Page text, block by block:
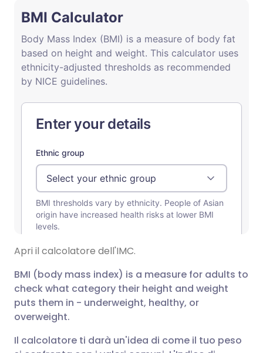
Condividi su X
Condividi via WhatsApp
Copia link
🇮🇳 हिन्दी
🇸🇦 عربي 🇸🇪 Svenska
Apri il calcolatore dell'IMC.
BMI (body mass index) is a measure for adults to
check what category their height and weight
puts them in - underweight, healthy, or
overweight.
Il calcolatore ti darà un'idea di come il tuo peso